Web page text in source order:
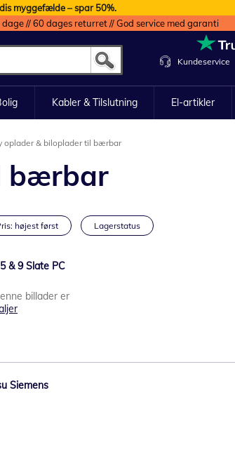
myggefælde – spar 50%.
// 60 dages returret // God service med garanti
Kundeservice
Kabler & Tilslutning El-artikler
oplader & biloplader til bærbar
bærbar
højest først Lagerstatus
& 9 Slate PC
billader er
Siemens